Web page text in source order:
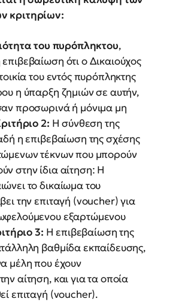
κριτηρίων:
του πυρόπληκτου,
ότι ο Δικαιούχος
του εντός πυρόπληκτης
η ύπαρξη ζημιών σε αυτήν,
προσωρινά ή μόνιμα μη
2: Η σύνθεση της
η επιβεβαίωση της σχέσης
τέκνων που μπορούν
στην ίδια αίτηση: Η
το δικαίωμα του
την επιταγή (voucher) για
εξαρτώμενου
3: Η επιβεβαίωση της
βαθμίδα εκπαίδευσης,
μέλη που έχουν
αίτηση, και για τα οποία
επιταγή (voucher).